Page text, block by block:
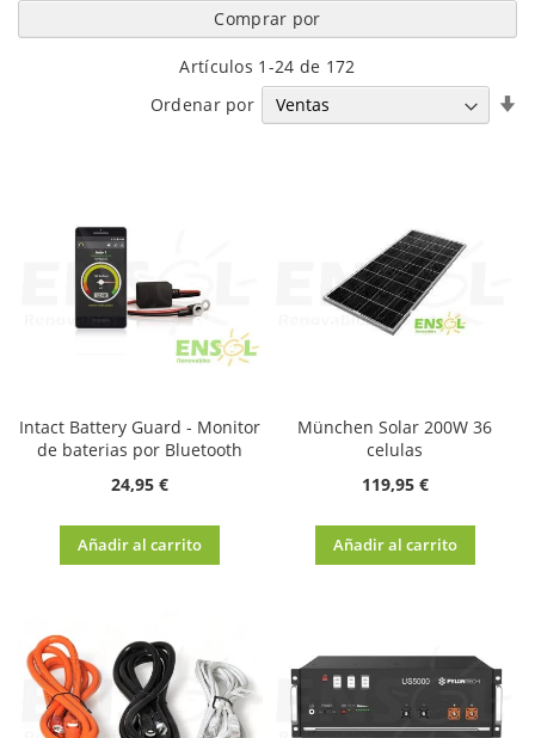
Artículos 1 -24 de 172
Ordenar por
Intact Battery Guard - Monitor
de baterias por Bluetooth
24,95 €
Añadir al carrito
München Solar 200W 36
celulas
119,95 €
Añadir al carrito
Comprar por